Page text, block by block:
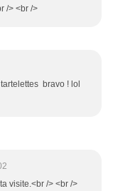
/> <br />
bravo ! lol
visite.<br /> <br />